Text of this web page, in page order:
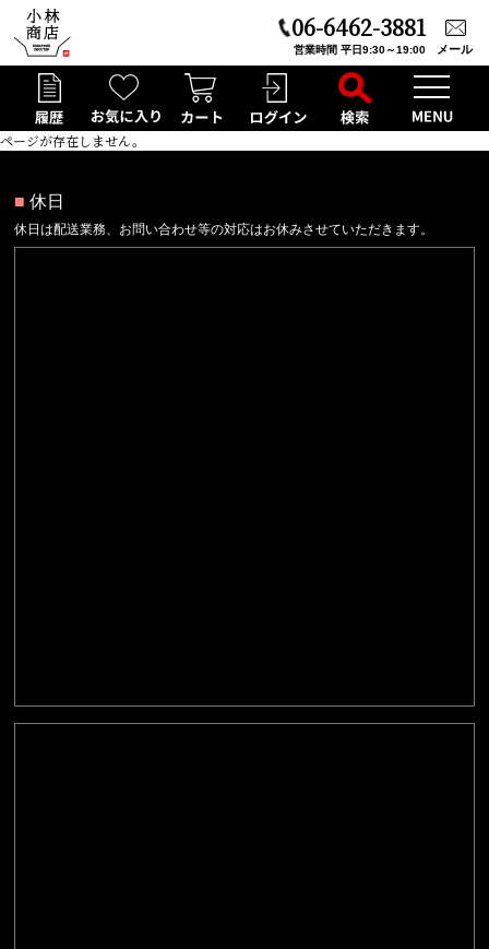
メール
06-6462-3881
営業時間 平日9:30～19:00
ページが存在しません。
■ 休日
休日は配送業務、お問い合わせ等の対応はお休みさせていただきます。